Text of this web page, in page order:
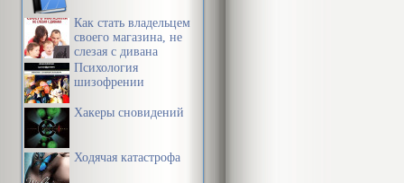
Как стать владельцем
своего магазина, не
слезая с дивана
Психология
шизофрении
Хакеры сновидений
Ходячая катастрофа